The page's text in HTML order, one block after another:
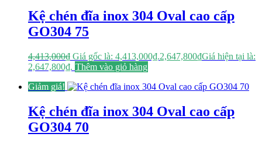
Kệ chén đĩa inox 304 Oval cao cấp
GO304 75
4,413,000₫ Giá gốc là: 4,413,000₫.2,647,800₫Giá hiện tại là:
2,647,800₫. Thêm vào giỏ hàng
Giảm giá!
Kệ chén đĩa inox 304 Oval cao cấp
GO304 70